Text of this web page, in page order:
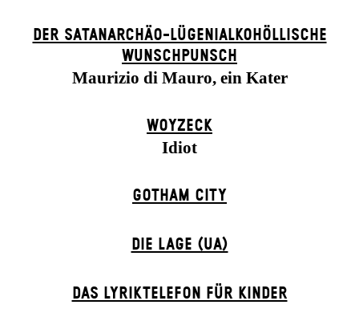
DER SATANARCHÄO-LÜGENIALKOHÖLLISCHE
WUNSCHPUNSCH
Maurizio di Mauro, ein Kater
WOYZECK
Idiot
GOTHAM CITY
DIE LAGE (UA)
DAS LYRIKTELEFON FÜR KINDER